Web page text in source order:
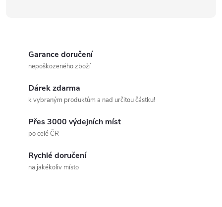
Garance doručení
nepoškozeného zboží
Dárek zdarma
k vybraným produktům a nad určitou částku!
Přes 3000 výdejních míst
po celé ČR
Rychlé doručení
na jakékoliv místo